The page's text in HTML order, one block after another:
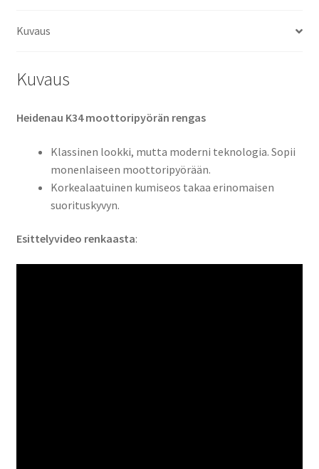
Kuvaus
Kuvaus
Heidenau K34 moottoripyörän rengas
Klassinen lookki, mutta moderni teknologia. Sopii
monenlaiseen moottoripyörään.
Korkealaatuinen kumiseos takaa erinomaisen
suorituskyvyn.
Esittelyvideo renkaasta: